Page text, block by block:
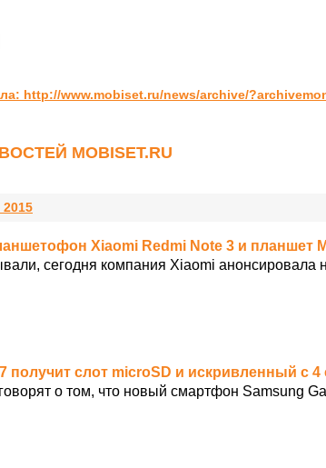
http://www.mobiset.ru/news/archive/
MOBISET.RU
2015
Xiaomi Redmi Note 3 и планшет
сегодня компания Xiaomi
получит слот microSD и искривленный с 4
о том, что новый смартфон Samsung